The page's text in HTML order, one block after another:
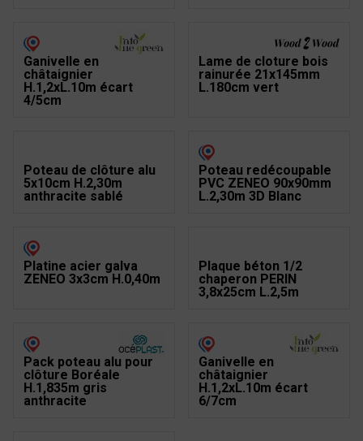
Ganivelle en
châtaignier
H.1,2xL.10m écart
4/5cm
Lame de cloture bois
rainurée 21x145mm
L.180cm vert
Poteau de clôture alu
5x10cm H.2,30m
anthracite sablé
Poteau redécoupable
PVC ZENEO 90x90mm
L.2,30m 3D Blanc
Platine acier galva
ZENEO 3x3cm H.0,40m
Plaque béton 1/2
chaperon PERIN
3,8x25cm L.2,5m
Pack poteau alu pour
clôture Boréale
H.1,835m gris
anthracite
Ganivelle en
châtaignier
H.1,2xL.10m écart
6/7cm